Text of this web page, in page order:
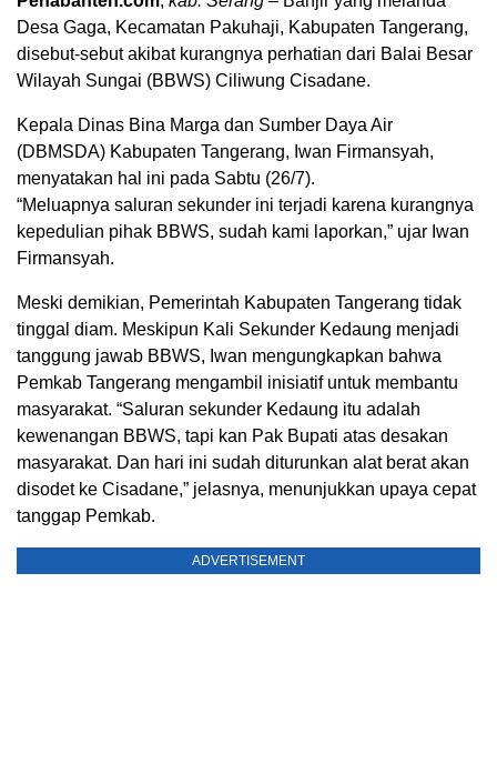
Desa Gaga, Kecamatan Pakuhaji, Kabupaten Tangerang,
disebut-sebut akibat kurangnya perhatian dari Balai Besar
Wilayah Sungai (BBWS) Ciliwung Cisadane.
Kepala Dinas Bina Marga dan Sumber Daya Air
(DBMSDA) Kabupaten Tangerang, Iwan Firmansyah,
menyatakan hal ini pada Sabtu (26/7).
“Meluapnya saluran sekunder ini terjadi karena kurangnya
kepedulian pihak BBWS, sudah kami laporkan,” ujar Iwan
Firmansyah.
Meski demikian, Pemerintah Kabupaten Tangerang tidak
tinggal diam. Meskipun Kali Sekunder Kedaung menjadi
tanggung jawab BBWS, Iwan mengungkapkan bahwa
Pemkab Tangerang mengambil inisiatif untuk membantu
masyarakat. “Saluran sekunder Kedaung itu adalah
kewenangan BBWS, tapi kan Pak Bupati atas desakan
masyarakat. Dan hari ini sudah diturunkan alat berat akan
disodet ke Cisadane,” jelasnya, menunjukkan upaya cepat
tanggap Pemkab.
ADVERTISEMENT